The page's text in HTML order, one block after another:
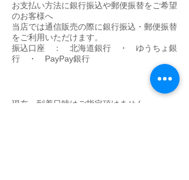
お支払い方法に銀行振込や郵便振替をご希望
のお客様へ
当店では通信販売の際に銀行振込・郵便振替
をご利用いただけます。
振込口座 ： 北海道銀行 ・ ゆうちょ銀
行 ・ PayPay銀行
現在、到着日時はご指定頂けません。